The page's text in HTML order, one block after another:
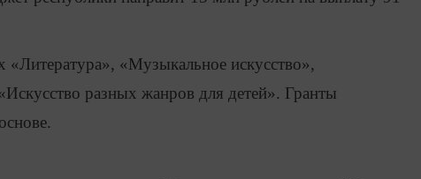
«Музыкальное искусство»,
разных жанров для детей». Гранты